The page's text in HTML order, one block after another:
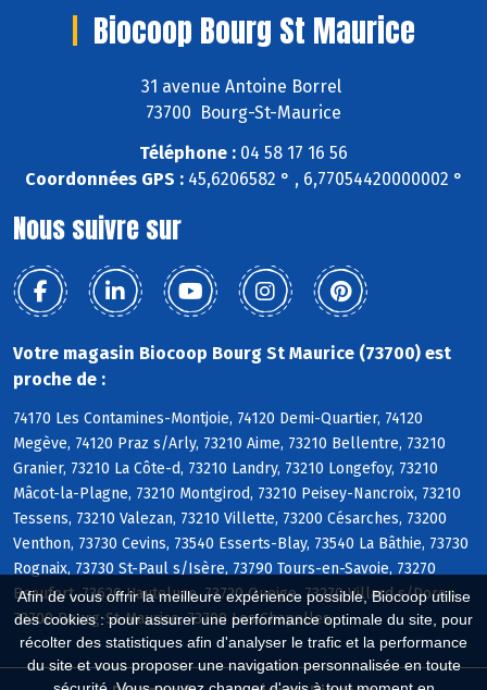
Afin de vous offrir la meilleure expérience possible, Biocoop utilise
des cookies : pour assurer une performance optimale du site, pour
récolter des statistiques afin d'analyser le trafic et la performance
du site et vous proposer une navigation personnalisée en toute
Biocoop Bourg St Maurice
31 avenue Antoine Borrel
73700 Bourg-St-Maurice
Téléphone : 04 58 17 16 56
Coordonnées GPS :45,6206582 ° , 6,77054420000002 °
Nous suivre sur
Votre magasin Biocoop Bourg St Maurice (73700) est
proche de :
74170 Les Contamines-Montjoie, 74120 Demi-Quartier, 74120
Megève, 74120 Praz s/Arly, 73210 Aime, 73210 Bellentre, 73210
Granier, 73210 La Côte-d, 73210 Landry, 73210 Longefoy, 73210
Mâcot-la-Plagne, 73210 Montgirod, 73210 Peisey-Nancroix, 73210
Tessens, 73210 Valezan, 73210 Villette, 73200 Césarches, 73200
Venthon, 73730 Cevins, 73540 Esserts-Blay, 73540 La Bâthie, 73730
Rognaix, 73730 St-Paul s/Isère, 73790 Tours-en-Savoie, 73270
Beaufort, 73620 Hauteluce, 73720 Queige, 73270 Villard s/Doron,
73700 Bourg-St-Maurice, 73700 Les Chapelles